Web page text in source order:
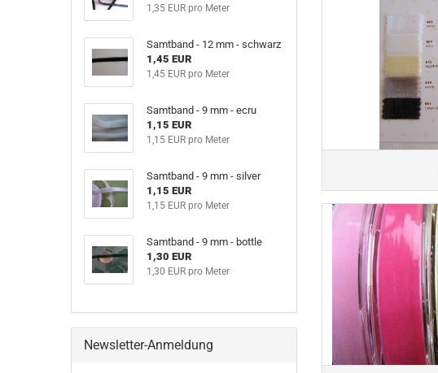
1,35 EUR pro Meter
Samtband - 12 mm - schwarz
1,45 EUR
1,45 EUR pro Meter
Samtband - 9 mm - ecru
1,15 EUR
1,15 EUR pro Meter
Samtband - 9 mm - silver
1,15 EUR
1,15 EUR pro Meter
Samtband - 9 mm - bottle
1,30 EUR
1,30 EUR pro Meter
Newsletter-Anmeldung